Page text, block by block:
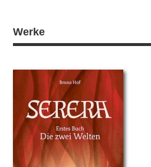
Werke